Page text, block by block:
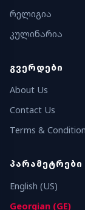
რელიგია
კულინარია
ᲒᲕᲔᲠᲓᲔᲑᲘ
About Us
Contact Us
Terms &
ᲞᲐᲠᲐᲛᲔᲢᲠᲔᲑᲘ
English (US)
Georgian (GE)